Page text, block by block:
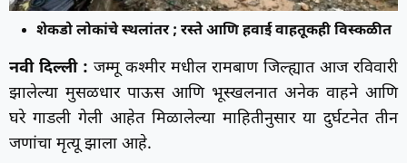
शेकडो लोकांचे स्थलांतर ; रस्ते आणि हवाई वाहतूकही विस्कळीत
नवी दिल्ली : जम्मू कश्मीर मधील रामबाण जिल्ह्यात आज रविवारी
झालेल्या मुसळधार पाऊस आणि भूस्‍खलनात अनेक वाहने आणि
घरे गाडली गेली आहेत मिळालेल्या माहितीनुसार या दुर्घटनेत तीन
जणांचा मृत्यू झाला आहे.